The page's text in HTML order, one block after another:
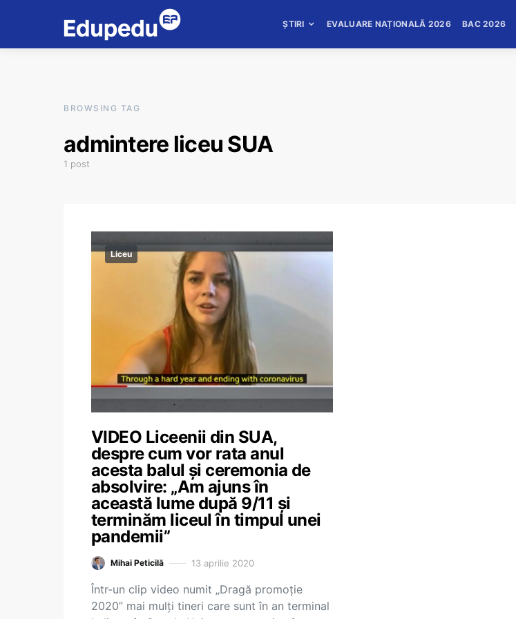
ȘTIRI EVALUARE NAȚIONALĂ 2026 BAC 2026
BROWSING TAG
admintere liceu SUA
1 post
Liceu
VIDEO Liceenii din SUA,
despre cum vor rata anul
acesta balul și ceremonia de
absolvire: „Am ajuns în
această lume după 9/11 și
terminăm liceul în timpul unei
pandemii”
Mihai Peticilă 13 aprilie 2020
Într-un clip video numit „Dragă promoție
2020” mai mulți tineri care sunt în an terminal